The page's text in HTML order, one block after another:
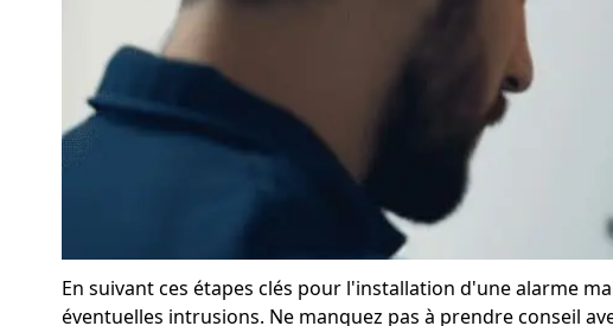
En suivant ces étapes clés pour l'installation d'une alarme
éventuelles intrusions. Ne manquez pas à prendre conseil